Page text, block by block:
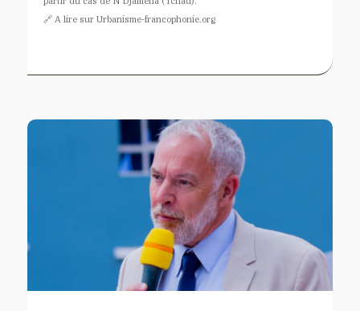
🔗​ A lire sur Urbanisme-francophonie.org